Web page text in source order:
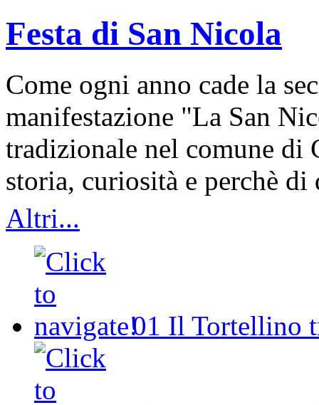
Festa di San Nicola
Come ogni anno cade la
manifestazione "La San
tradizionale nel comune di
storia, curiosità e perchè
Altri...
01 Il Tortellino